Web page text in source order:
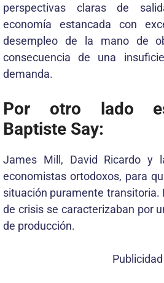
perspectivas claras de
economía estancada con
desempleo de la mano de
consecuencia de una
demanda.
Por otro lado
Baptiste Say:
James Mill, David Ricardo y
economistas ortodoxos, para
situación puramente transitoria.
de crisis se caracterizaban por
de producción.
Publicidad